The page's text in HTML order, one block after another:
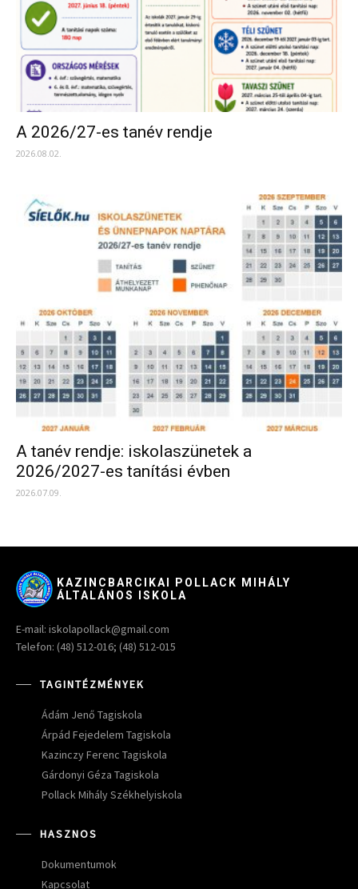
A 2026/27-es tanév rendje
2026.08.02.
A tanév rendje: iskolaszünetek a
2026/2027-es tanítási évben
2026.07.09.
KAZINCBARCIKAI POLLACK MIHÁLY
ÁLTALÁNOS ISKOLA
E-mail: iskolapollack@gmail.com
Telefon: (48) 512-016; (48) 512-015
TAGINTÉZMÉNYEK
Ádám Jenő Tagiskola
Árpád Fejedelem Tagiskola
Kazinczy Ferenc Tagiskola
Gárdonyi Géza Tagiskola
Pollack Mihály Székhelyiskola
HASZNOS
Dokumentumok
Kapcsolat